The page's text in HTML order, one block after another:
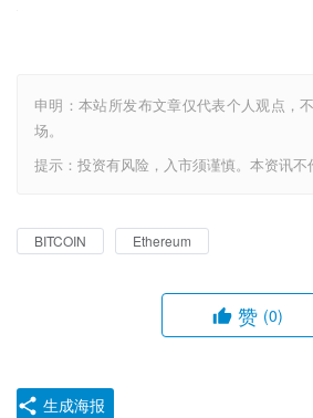
申明：本站所发布文章仅代表个人观点，
场。
提示：投资有风险，入市须谨慎。本资讯不
BITCOIN Ethereum
赞 (0)
生成海报